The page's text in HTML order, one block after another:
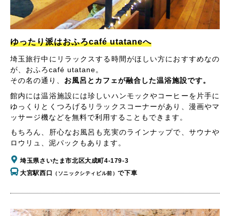
ゆったり派はおふろcafé utataneへ
埼玉旅行中にリラックスする時間がほしい方におすすめなの
が、おふろcafé utatane。
その名の通り、 お風呂とカフェが融合した温浴施設です。
館内には温浴施設には珍しいハンモックやコーヒーを片手に
ゆっくりとくつろげるリラックスコーナーがあり、漫画やマ
ッサージ機などを無料で利用することもできます。
もちろん、肝心なお風呂も充実のラインナップで、サウナや
ロウリュ、泥パックもあります。
埼玉県さいたま市北区大成町4-179-3
大宮駅西口
（ソニックシティビル前）で下車